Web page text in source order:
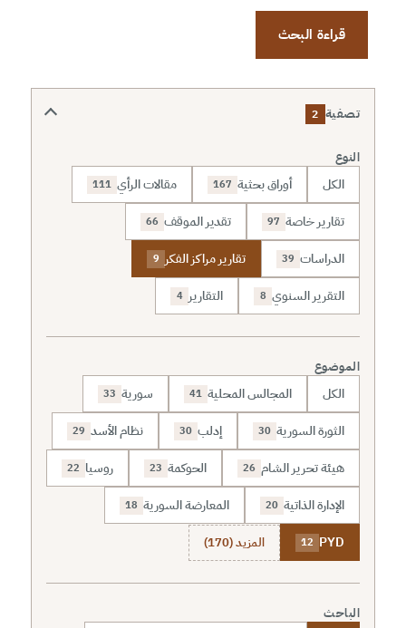
قراءة البحث
تصفية 2
النوع
الكل أوراق بحثية 167 مقالات الرأي 111
تقارير خاصة 97 تقدير الموقف 66
الدراسات 39 تقارير مراكز الفكر 9
التقرير السنوي 8 التقارير 4
الموضوع
الكل المجالس المحلية 41 سورية 33
الثورة السورية 30 إدلب 30 نظام الأسد 29
هيئة تحرير الشام 26 الحوكمة 23 روسيا 22
الإدارة الذاتية 20 المعارضة السورية 18
PYD
12 المزيد (170)
الباحث